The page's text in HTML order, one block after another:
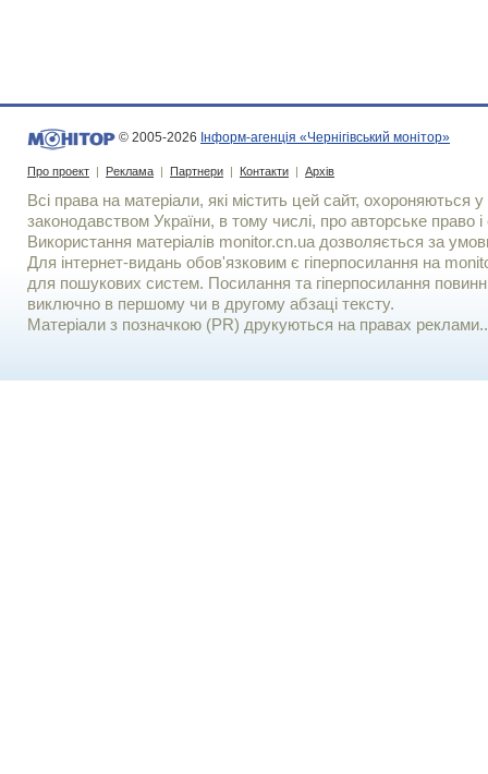
© 2005-2026 Інформ-агенція «Чернігівський монітор»
Про проект | Реклама | Партнери | Контакти | Архів
Всі права на матеріали, які містить цей сайт, охороняються у
законодавством України, в тому числі, про авторське право і
Використання матерiалiв monitor.cn.ua дозволяється за
Для iнтернет-видань обов'язковим є гiперпосилання на
для пошукових систем. Посилання та гіперпосилання
виключно в першому чи в другому абзаці тексту.
Матеріали з позначкою (PR) друкуються на правах реклами..